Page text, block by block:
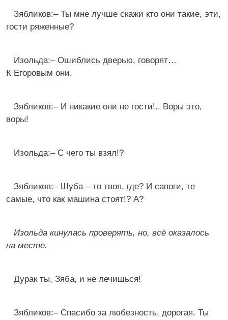
Зябликов:– Ты мне лучше скажи кто они такие, эти,
гости ряженные?
Изольда:– Ошиблись дверью, говорят…
К Егоровым они.
Зябликов:– И никакие они не гости!.. Воры это,
воры!
Изольда:– С чего ты взял!?
Зябликов:– Шуба – то твоя, где? И сапоги, те
самые, что как машина стоят!? А?
Изольда кинулась проверять, но, всё оказалось
на месте.
Дурак ты, Зяба, и не лечишься!
Зябликов:– Спасибо за любезность, дорогая. Ты